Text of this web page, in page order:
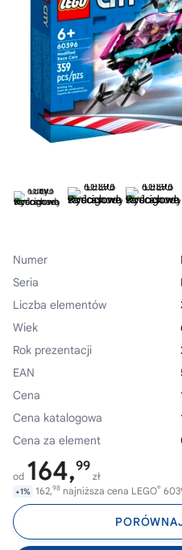
Numer
Seria
Liczba elementów
Wiek
Rok prezentacji
EAN
Cena
Cena katalogowa
Cena za element
od 164,99
zł
+1% 162,98 najniższa cena LEGO®